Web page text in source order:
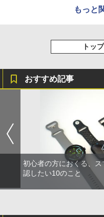
もっと
トッ
おすすめ記事
初心者の方におくる、
認したい10のこと